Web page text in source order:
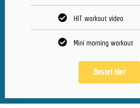
HIT workout video
Mini morning workout
Bestel hier